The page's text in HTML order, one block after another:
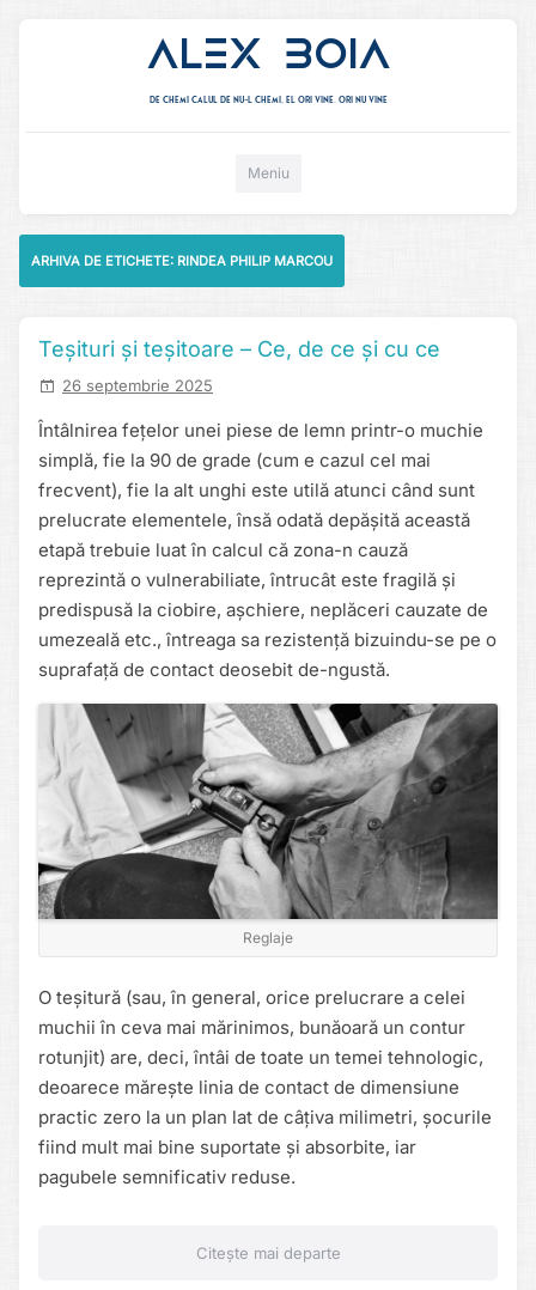
Alex Boia
De chemi calul de nu-l chemi, el ori vine. ori nu vine
Meniu
ARHIVA DE ETICHETE: RINDEA PHILIP MARCOU
Teșituri și teșitoare – Ce, de ce și cu ce
26 septembrie 2025
Întâlnirea fețelor unei piese de lemn printr-o muchie
simplă, fie la 90 de grade (cum e cazul cel mai
frecvent), fie la alt unghi este utilă atunci când sunt
prelucrate elementele, însă odată depășită această
etapă trebuie luat în calcul că zona-n cauză
reprezintă o vulnerabiliate, întrucât este fragilă și
predispusă la ciobire, așchiere, neplăceri cauzate de
umezeală etc., întreaga sa rezistență bizuindu-se pe o
suprafață de contact deosebit de-ngustă.
Reglaje
O teșitură (sau, în general, orice prelucrare a celei
muchii în ceva mai mărinimos, bunăoară un contur
rotunjit) are, deci, întâi de toate un temei tehnologic,
deoarece mărește linia de contact de dimensiune
practic zero la un plan lat de câțiva milimetri, șocurile
fiind mult mai bine suportate și absorbite, iar
pagubele semnificativ reduse.
Citește mai departe